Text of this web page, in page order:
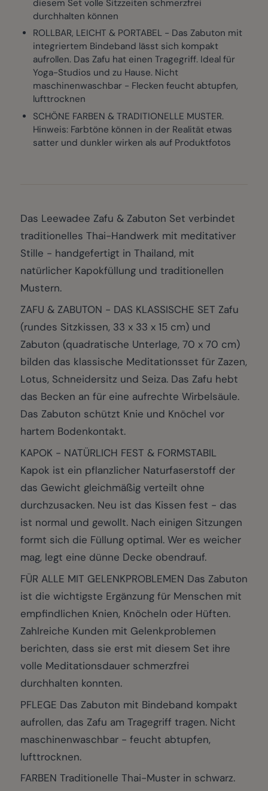
diesem Set volle Sitzzeiten schmerzfrei
durchhalten können
ROLLBAR, LEICHT & PORTABEL - Das Zabuton mit
integriertem Bindeband lässt sich kompakt
aufrollen. Das Zafu hat einen Tragegriff. Ideal für
Yoga-Studios und zu Hause. Nicht
maschinenwaschbar - Flecken feucht abtupfen,
lufttrocknen
SCHÖNE FARBEN & TRADITIONELLE MUSTER.
Hinweis: Farbtöne können in der Realität etwas
satter und dunkler wirken als auf Produktfotos
Das Leewadee Zafu & Zabuton Set verbindet
traditionelles Thai-Handwerk mit meditativer
Stille - handgefertigt in Thailand, mit
natürlicher Kapokfüllung und traditionellen
Mustern.
ZAFU & ZABUTON - DAS KLASSISCHE SET Zafu
(rundes Sitzkissen, 33 x 33 x 15 cm) und
Zabuton (quadratische Unterlage, 70 x 70 cm)
bilden das klassische Meditationsset für Zazen,
Lotus, Schneidersitz und Seiza. Das Zafu hebt
das Becken an für eine aufrechte Wirbelsäule.
Das Zabuton schützt Knie und Knöchel vor
hartem Bodenkontakt.
KAPOK - NATÜRLICH FEST & FORMSTABIL
Kapok ist ein pflanzlicher Naturfaserstoff der
das Gewicht gleichmäßig verteilt ohne
durchzusacken. Neu ist das Kissen fest - das
ist normal und gewollt. Nach einigen Sitzungen
formt sich die Füllung optimal. Wer es weicher
mag, legt eine dünne Decke obendrauf.
FÜR ALLE MIT GELENKPROBLEMEN Das Zabuton
ist die wichtigste Ergänzung für Menschen mit
empfindlichen Knien, Knöcheln oder Hüften.
Zahlreiche Kunden mit Gelenkproblemen
berichten, dass sie erst mit diesem Set ihre
volle Meditationsdauer schmerzfrei
durchhalten konnten.
PFLEGE Das Zabuton mit Bindeband kompakt
aufrollen, das Zafu am Tragegriff tragen. Nicht
maschinenwaschbar - feucht abtupfen,
lufttrocknen.
FARBEN Traditionelle Thai-Muster in schwarz.